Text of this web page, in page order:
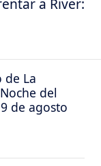
de La
del
de agosto